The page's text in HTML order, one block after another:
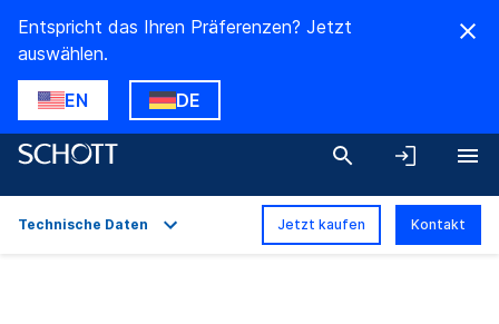
Entspricht das Ihren Präferenzen? Jetzt
auswählen.
EN DE
Technische Daten Jetzt kaufen Kontakt